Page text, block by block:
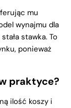
mu
wynajmu dla
stawka. To
ponieważ
praktyce?
ilość koszy i